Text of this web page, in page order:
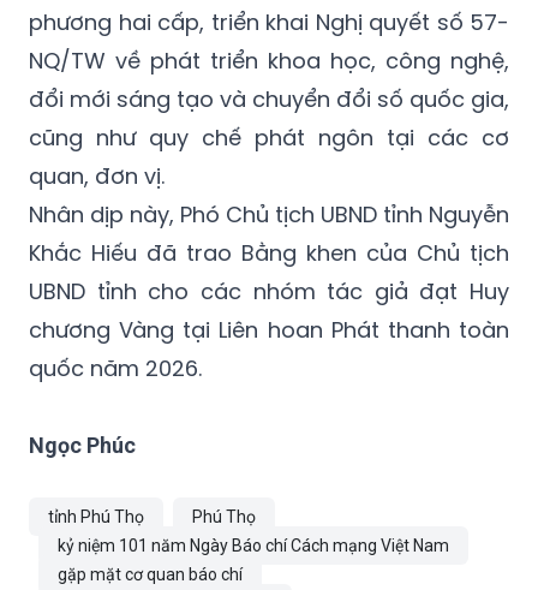
phương hai cấp, triển khai Nghị quyết số 57-
NQ/TW về phát triển khoa học, công nghệ,
đổi mới sáng tạo và chuyển đổi số quốc gia,
cũng như quy chế phát ngôn tại các cơ
quan, đơn vị.
Nhân dịp này, Phó Chủ tịch UBND tỉnh Nguyễn
Khắc Hiếu đã trao Bằng khen của Chủ tịch
UBND tỉnh cho các nhóm tác giả đạt Huy
chương Vàng tại Liên hoan Phát thanh toàn
quốc năm 2026.
Ngọc Phúc
tỉnh Phú Thọ
Phú Thọ
kỷ niệm 101 năm Ngày Báo chí Cách mạng Việt Nam
gặp mặt cơ quan báo chí